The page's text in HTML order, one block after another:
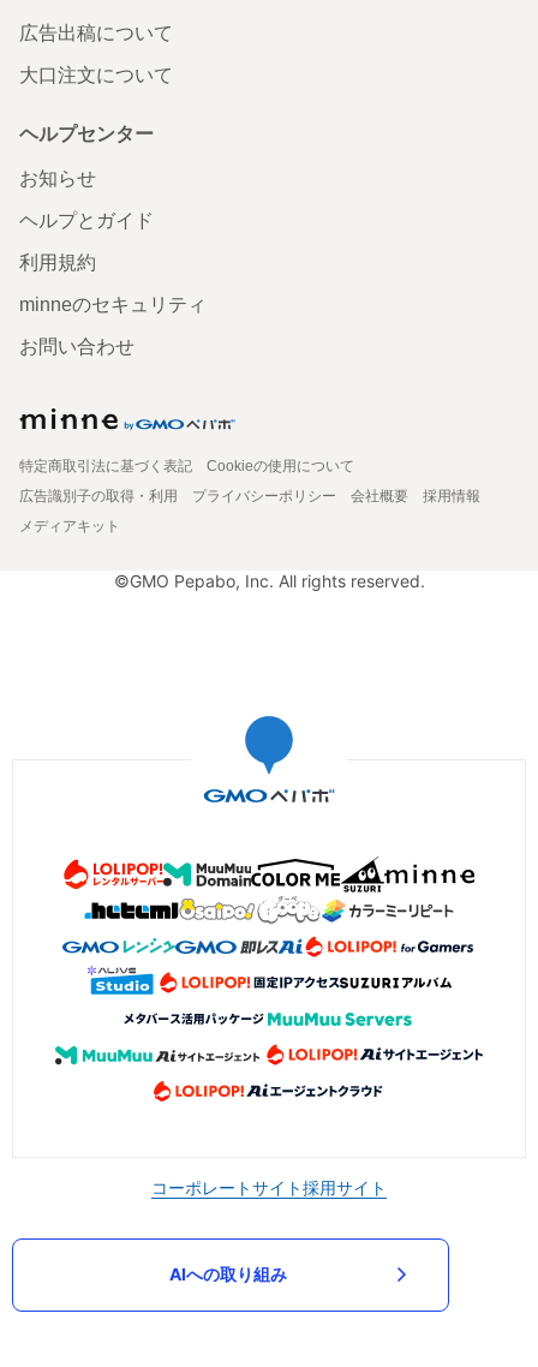
広告出稿について
大口注文について
ヘルプセンター
お知らせ
ヘルプとガイド
利用規約
minneのセキュリティ
お問い合わせ
特定商取引法に基づく表記
Cookieの使用について
広告識別子の取得・利用
プライバシーポリシー 会社概要
採用情報
メディアキット
©GMO Pepabo, Inc. All rights reserved.
コーポレートサイト採用サイト
AIへの取り組み